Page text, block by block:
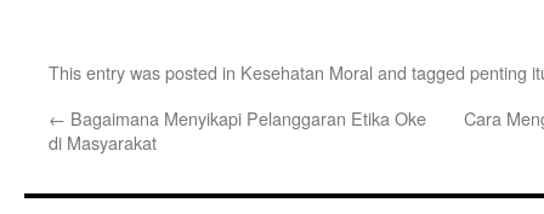
This entry was posted in Kesehatan Moral and tagged penting
← Bagaimana Menyikapi Pelanggaran Etika Oke
di Masyarakat
Cara